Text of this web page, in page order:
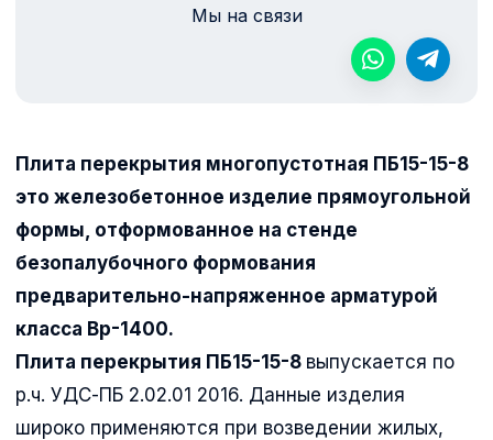
Мы на связи
Плита перекрытия многопустотная ПБ15-15-8
это железобетонное изделие прямоугольной
формы, отформованное на стенде
безопалубочного формования
предварительно-напряженное арматурой
класса Вр-1400.
Плита перекрытия ПБ15-15-8 выпускается по
р.ч. УДС-ПБ 2.02.01 2016. Данные изделия
широко применяются при возведении жилых,